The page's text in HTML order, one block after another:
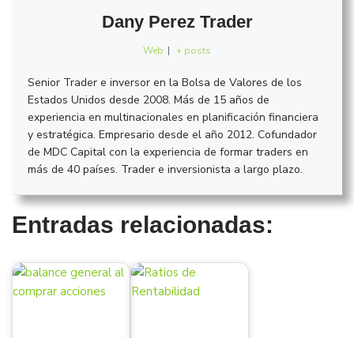
Dany Perez Trader
Web | + posts
Senior Trader e inversor en la Bolsa de Valores de los
Estados Unidos desde 2008. Más de 15 años de
experiencia en multinacionales en planificación financiera
y estratégica. Empresario desde el año 2012. Cofundador
de MDC Capital con la experiencia de formar traders en
más de 40 países. Trader e inversionista a largo plazo.
Entradas relacionadas: